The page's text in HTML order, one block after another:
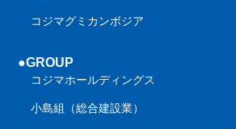
コジマグミカンボジア
●GROUP
コジマホールディングス
小島組（総合建設業）